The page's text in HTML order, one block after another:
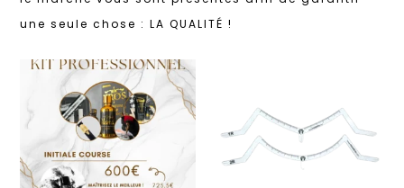
une seule chose : LA QUALITÉ !